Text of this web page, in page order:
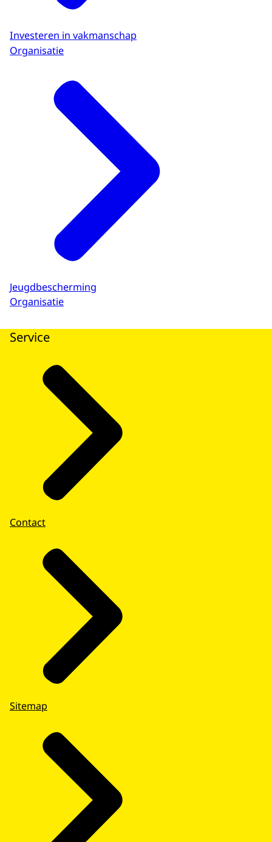
Investeren in vakmanschap
Organisatie
Jeugdbescherming
Organisatie
Service
Contact
Sitemap